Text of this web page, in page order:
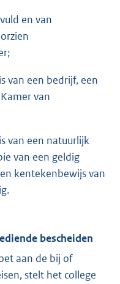
en van
van een bedrijf, een
van
van een natuurlijk
van een geldig
kentekenbewijs van
bescheiden
aan de bij of
stelt het college